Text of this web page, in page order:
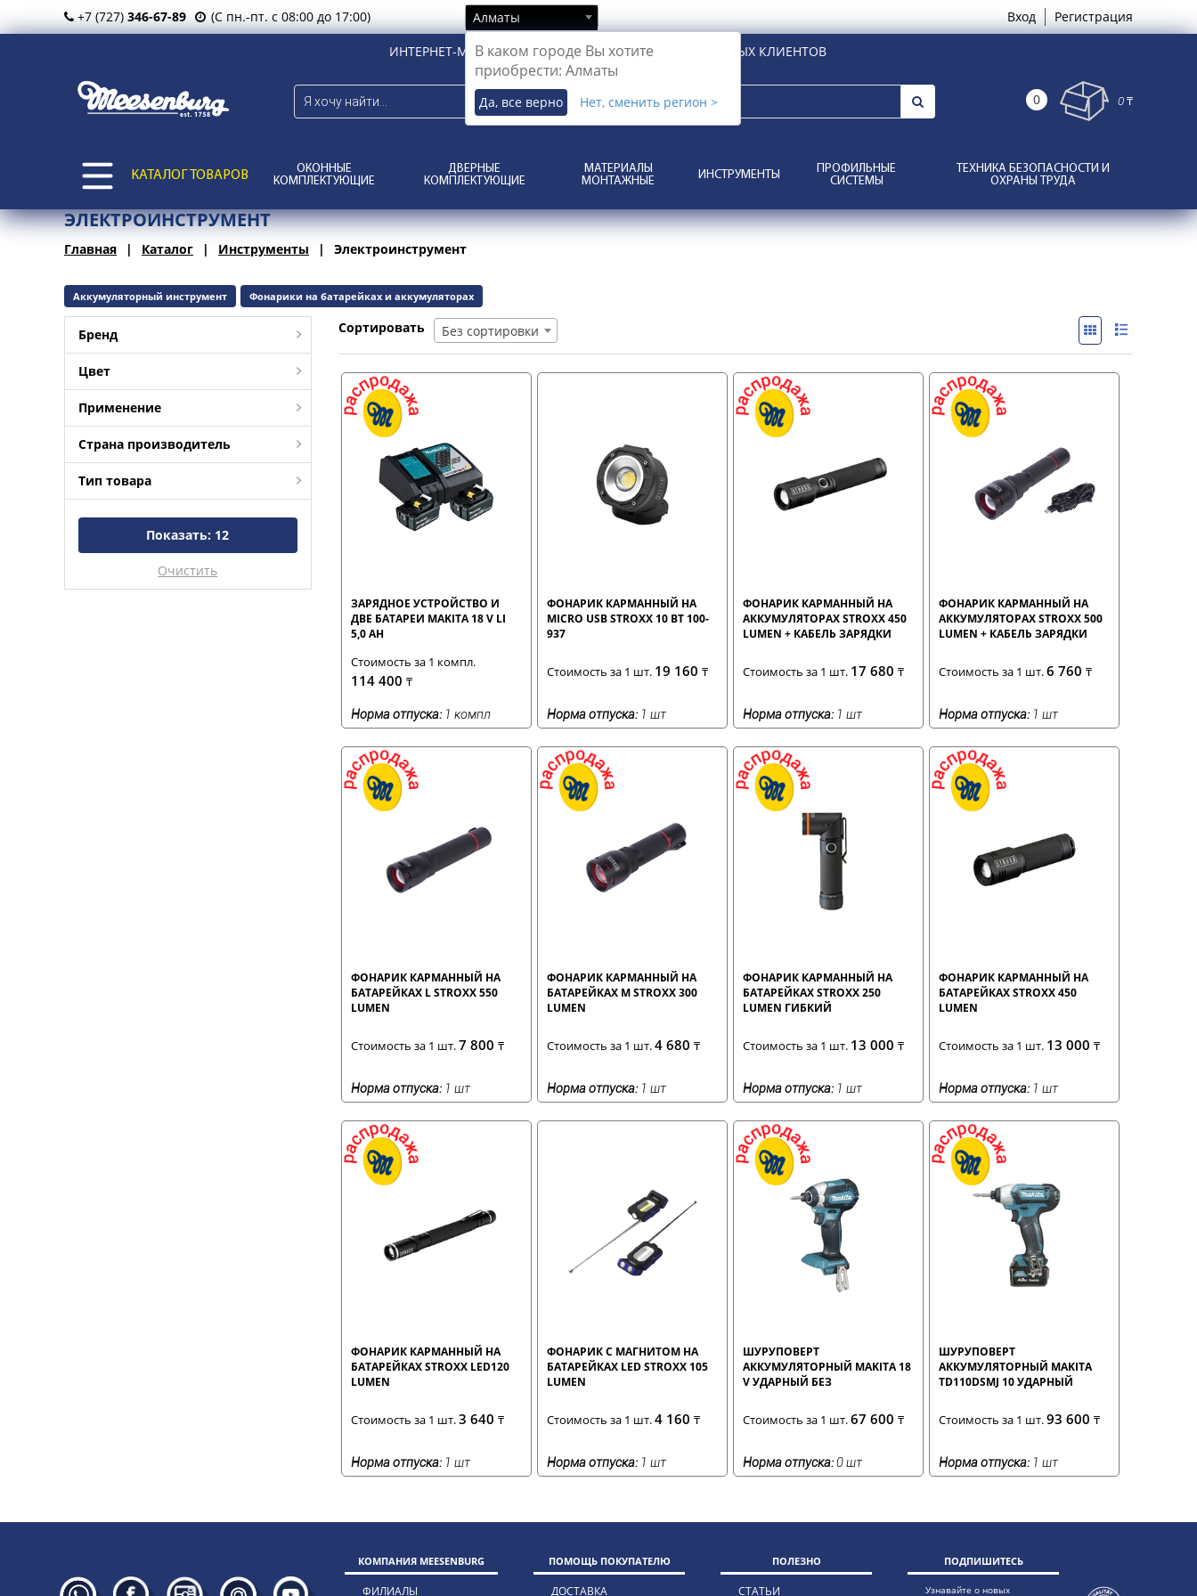
+7 (727) 346-67-89 (С пн.-пт. с 08:00 до 17:00) Алматы
В каком городе Вы хотите
приобрести: Алматы
Да, все верно Нет, сменить регион >
Вход Регистрация
ИНТЕРНЕТ-МАГАЗИН ДЛЯ РОЗНИЧНЫХ И КОРПОРАТИВНЫХ КЛИЕНТОВ
0 0 ₸
КАТАЛОГ ТОВАРОВ
ОКОННЫЕ
КОМПЛЕКТУЮЩИЕ
ДВЕРНЫЕ
КОМПЛЕКТУЮЩИЕ
МАТЕРИАЛЫ
МОНТАЖНЫЕ
ИНСТРУМЕНТЫ
ПРОФИЛЬНЫЕ
СИСТЕМЫ
ТЕХНИКА БЕЗОПАСНОСТИ И
ОХРАНЫ ТРУДА
ЭЛЕКТРОИНСТРУМЕНТ
Главная Каталог Инструменты Электроинструмент
Аккумуляторный инструмент Фонарики на батарейках и аккумуляторах
Бренд
Цвет
Применение
Страна производитель
Тип товара
Показать: 12
Очистить
Сортировать Без сортировки
ЗАРЯДНОЕ УСТРОЙСТВО И
ДВЕ БАТАРЕИ MAKITA 18 V LI
5,0 AH
Стоимость за 1 компл.
114 400 ₸
Норма отпуска:1 компл
ФОНАРИК КАРМАННЫЙ НА
MICRO USB STROXX 10 ВТ 100-
937
Стоимость за 1 шт. 19 160 ₸
Норма отпуска:1 шт
ФОНАРИК КАРМАННЫЙ НА
АККУМУЛЯТОРАХ STROXX 450
LUMEN + КАБЕЛЬ ЗАРЯДКИ
Стоимость за 1 шт. 17 680 ₸
Норма отпуска:1 шт
ФОНАРИК КАРМАННЫЙ НА
АККУМУЛЯТОРАХ STROXX 500
LUMEN + КАБЕЛЬ ЗАРЯДКИ
Стоимость за 1 шт.6 760₸
Норма отпуска: 1 шт
ФОНАРИК КАРМАННЫЙ НА
БАТАРЕЙКАХ L STROXX 550
LUMEN
Стоимость за 1 шт.7 800 ₸
Норма отпуска:1 шт
ФОНАРИК КАРМАННЫЙ НА
БАТАРЕЙКАХ M STROXX 300
LUMEN
Стоимость за 1 шт.4 680 ₸
Норма отпуска:1 шт
ФОНАРИК КАРМАННЫЙ НА
БАТАРЕЙКАХ STROXX 250
LUMEN ГИБКИЙ
Стоимость за 1 шт. 13 000 ₸
Норма отпуска:1 шт
ФОНАРИК КАРМАННЫЙ НА
БАТАРЕЙКАХ STROXX 450
LUMEN
Стоимость за 1 шт. 13 000₸
Норма отпуска: 1 шт
ФОНАРИК КАРМАННЫЙ НА
БАТАРЕЙКАХ STROXX LED120
LUMEN
Стоимость за 1 шт.3 640 ₸
Норма отпуска:1 шт
ФОНАРИК С МАГНИТОМ НА
БАТАРЕЙКАХ LED STROXX 105
LUMEN
Стоимость за 1 шт.4 160 ₸
Норма отпуска:1 шт
ШУРУПОВЕРТ
АККУМУЛЯТОРНЫЙ MAKITA 18
V УДАРНЫЙ БЕЗ
Стоимость за 1 шт.67 600 ₸
Норма отпуска:0 шт
ШУРУПОВЕРТ
АККУМУЛЯТОРНЫЙ MAKITA
TD110DSMJ 10 УДАРНЫЙ
Стоимость за 1 шт.93 600₸
Норма отпуска: 1 шт
КОМПАНИЯ MEESENBURG
ФИЛИАЛЫ
ПОМОЩЬ ПОКУПАТЕЛЮ
ДОСТАВКА
ПОЛЕЗНО
СТАТЬИ
ПОДПИШИТЕСЬ
Узнавайте о новых